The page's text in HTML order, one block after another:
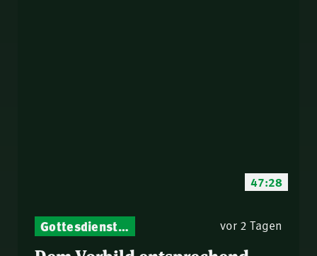
47:28
Gottesdienst-Botschaften – Jeden Sonntag neu: Aktuelle Predigten vom Mitternachtsruf vor 2 Tagen